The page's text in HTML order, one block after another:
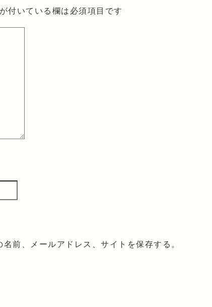
が付いている欄は必須項目です
前、メールアドレス、サイトを保存する。